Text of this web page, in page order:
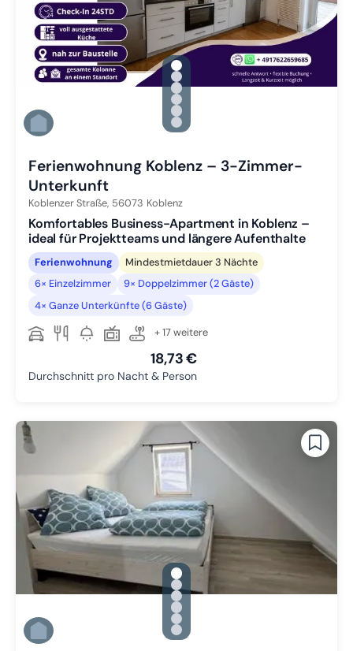
gallery.slide_selector
Zu Slide 1 wechseln
Zu Slide 2 wechseln
Zu Slide 3 wechseln
Zu Slide 4 wechseln
Zu Slide 5 wechseln
Zu Slide 6 wechseln
Ferienwohnung Koblenz – 3-Zimmer-
Unterkunft
Koblenzer Straße, 56073 Koblenz
Komfortables Business-Apartment in Koblenz –
ideal für Projektteams und längere Aufenthalte
Ferienwohnung
Mindestmietdauer 3 Nächte
6× Einzelzimmer
9× Doppelzimmer (2 Gäste)
4× Ganze Unterkünfte (6 Gäste)
+ 17 weitere
18,73 €
Durchschnitt pro Nacht & Person
gallery.slide_selector
Zu Slide 1 wechseln
Zu Slide 2 wechseln
Zu Slide 3 wechseln
Zu Slide 4 wechseln
Zu Slide 5 wechseln
Zu Slide 6 wechseln